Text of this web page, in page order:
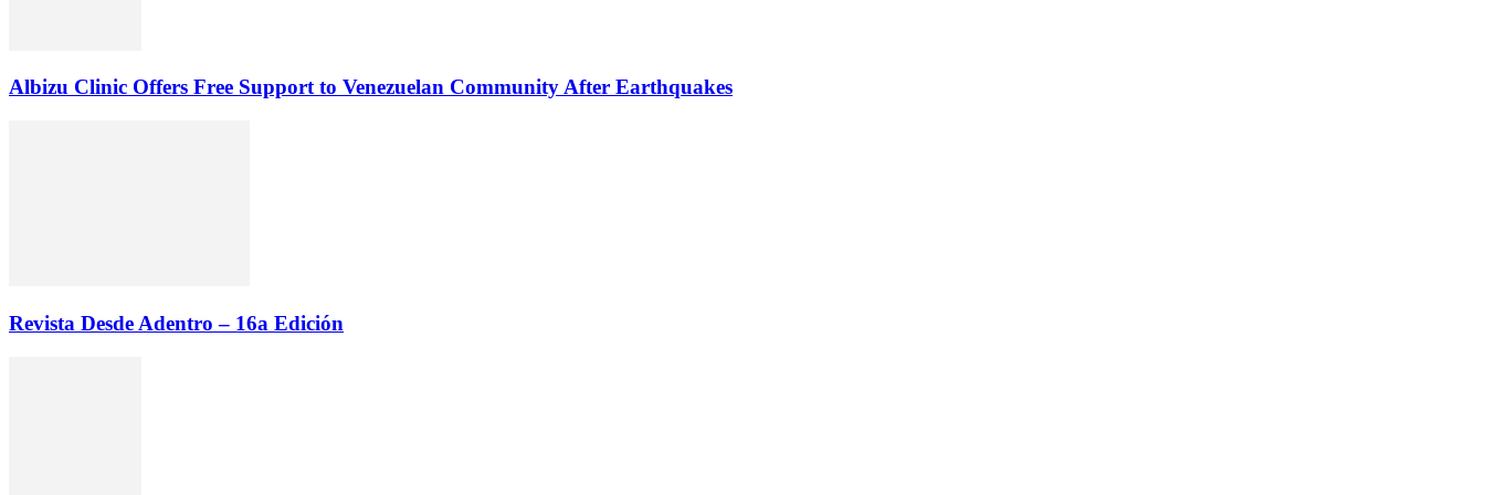
Albizu Clinic Offers Free Support to Venezuelan Community After Earthquakes
Revista Desde Adentro – 16a Edición